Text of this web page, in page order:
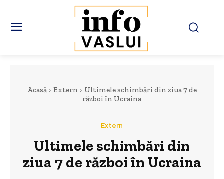
Acasă Extern
Ultimele schimbări din ziua 7 de
război în Ucraina
Extern
Ultimele schimbări din
ziua 7 de război în Ucraina